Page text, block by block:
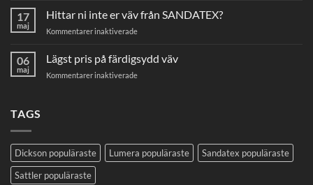
markisväv
17
maj
Hittar ni inte er väv från SANDATEX?
Kommentarer inaktiveradeför
inte
er
06
maj
Lägst pris på färdigsydd väv
Kommentarer inaktiveradeför
TAGS
Dickson populäraste Lumera populäraste
Sandatex populäraste
Sattler populäraste